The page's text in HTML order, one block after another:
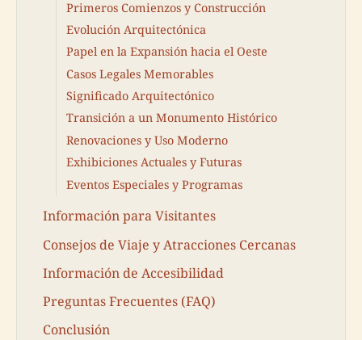
Primeros Comienzos y Construcción
Evolución Arquitectónica
Papel en la Expansión hacia el Oeste
Casos Legales Memorables
Significado Arquitectónico
Transición a un Monumento Histórico
Renovaciones y Uso Moderno
Exhibiciones Actuales y Futuras
Eventos Especiales y Programas
Información para Visitantes
Consejos de Viaje y Atracciones Cercanas
Información de Accesibilidad
Preguntas Frecuentes (FAQ)
Conclusión